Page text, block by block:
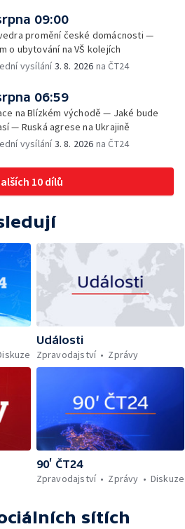
09:00
promění české domácnosti —
o ubytování na VŠ kolejích
vysílání3. 8. 2026 na ČT24
06:59
na Blízkém východě — Jaké bude
— Ruská agrese na Ukrajině
vysílání3. 8. 2026 na ČT24
10 dílů
Události
Zpravodajství
Zprávy
90’ ČT24
Zpravodajství
Zprávy Diskuze
sítích